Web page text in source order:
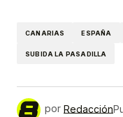
CANARIAS ESPAÑA
SUBIDA LA PASADILLA
por Redacción